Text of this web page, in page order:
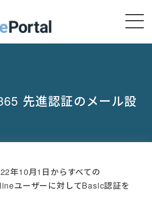
先進認証のメール設
年10月1日からすべての
ユーザーに対してBasic認証を